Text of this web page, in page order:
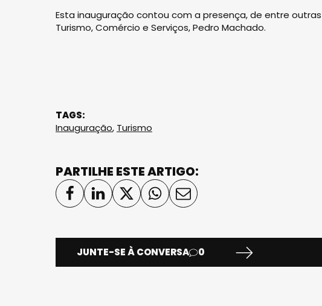
Esta inauguração contou com a presença, de entre
Turismo, Comércio e Serviços, Pedro Machado.
TAGS:
Inauguração, Turismo
PARTILHE ESTE ARTIGO:
JUNTE-SE À CONVERSA 0